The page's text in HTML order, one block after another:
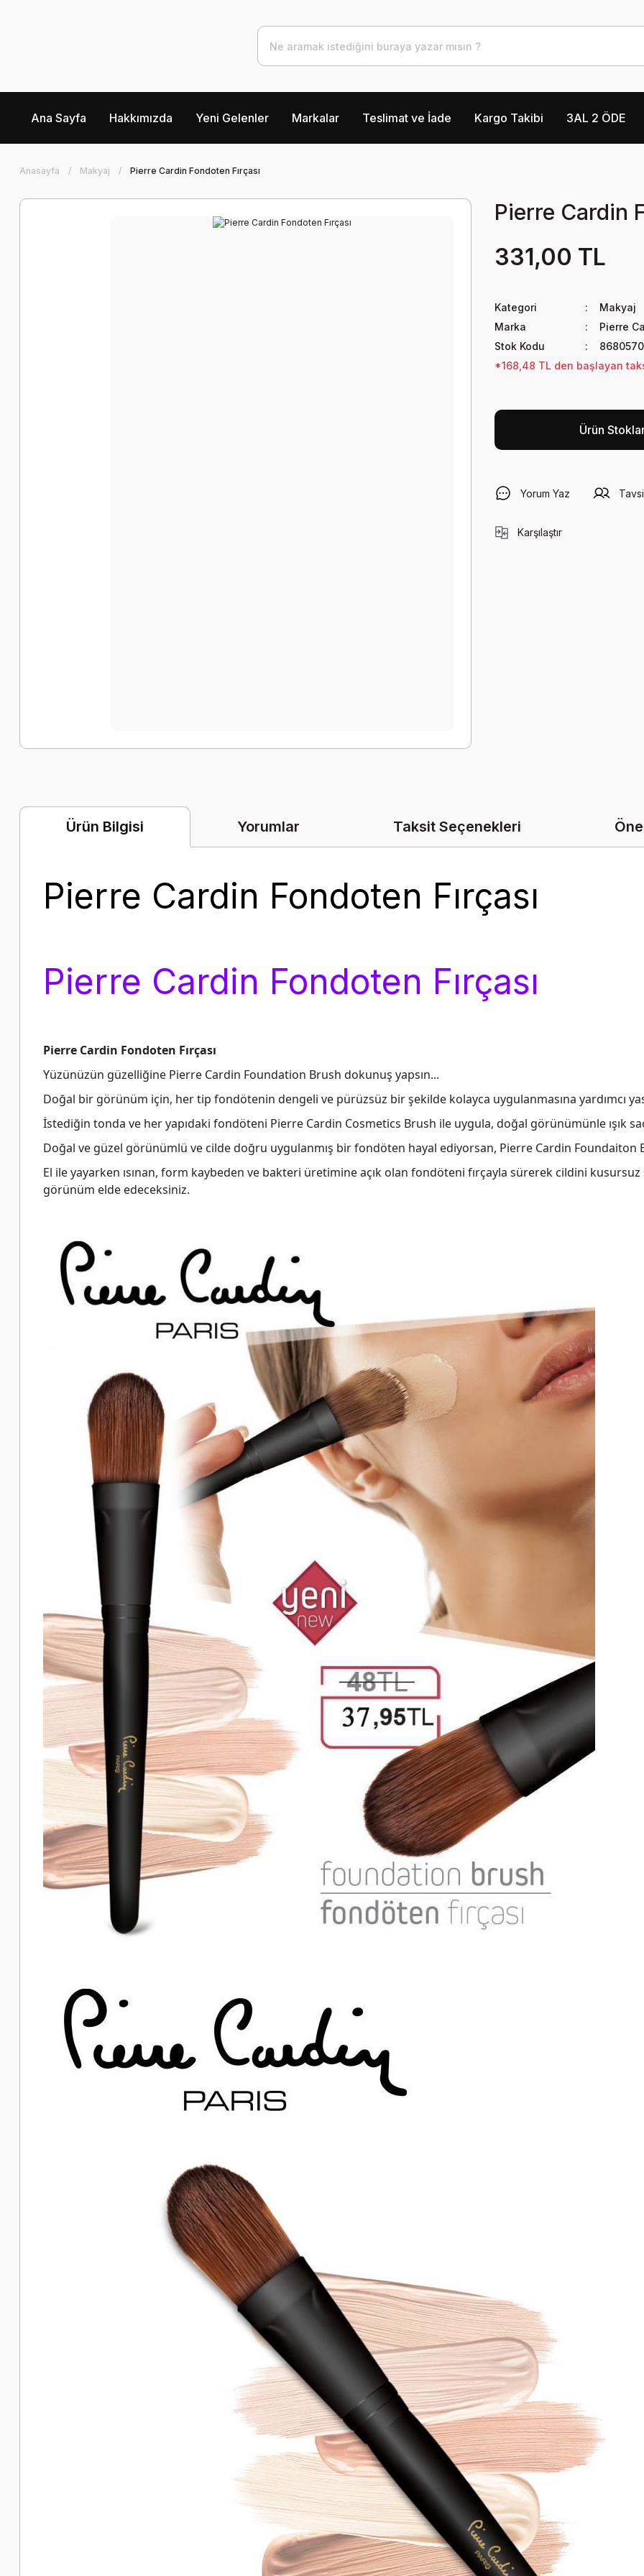
Ana Sayfa Hakkımızda Yeni Gelenler Markalar Teslimat ve İade Kargo Takibi 3AL 2 ÖDE
Anasayfa Makyaj Pierre Cardin Fondoten Fırçası
Pierre Cardin
331,00 TL
Kategori
Makyaj
Marka
Pierre
Stok Kodu
*168,48 TL den başlayan
Ürün
Yorum Yaz
Karşılaştır
Ürün Bilgisi Yorumlar Taksit Seçenekleri
Pierre Cardin Fondoten Fırçası
Pierre Cardin Fondoten Fırçası
Pierre Cardin Fondoten Fırçası
Yüzünüzün güzelliğine Pierre Cardin Foundation Brush dokunuş yapsın...
Doğal bir görünüm için, her tip fondötenin dengeli ve pürüzsüz bir şekilde kolayca uygulanmasına yardımcı
İstediğin tonda ve her yapıdaki fondöteni Pierre Cardin Cosmetics Brush ile uygula, doğal görünümünle ışık
Doğal ve güzel görünümlü ve cilde doğru uygulanmış bir fondöten hayal ediyorsan, Pierre Cardin Foundaiton
El ile yayarken ısınan, form kaybeden ve bakteri üretimine açık olan fondöteni fırçayla sürerek cildini kusursuz
görünüm elde edeceksiniz.